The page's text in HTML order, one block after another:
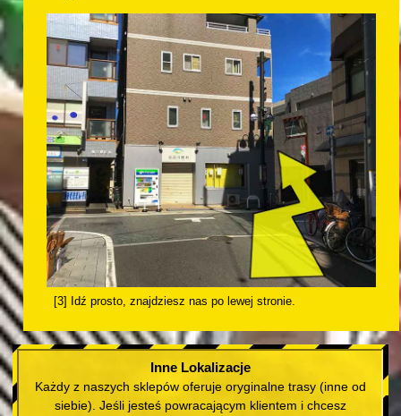
[3] Idź prosto, znajdziesz nas po lewej stronie.
Inne Lokalizacje
Każdy z naszych sklepów oferuje oryginalne trasy (inne od
siebie). Jeśli jesteś powracającym klientem i chcesz